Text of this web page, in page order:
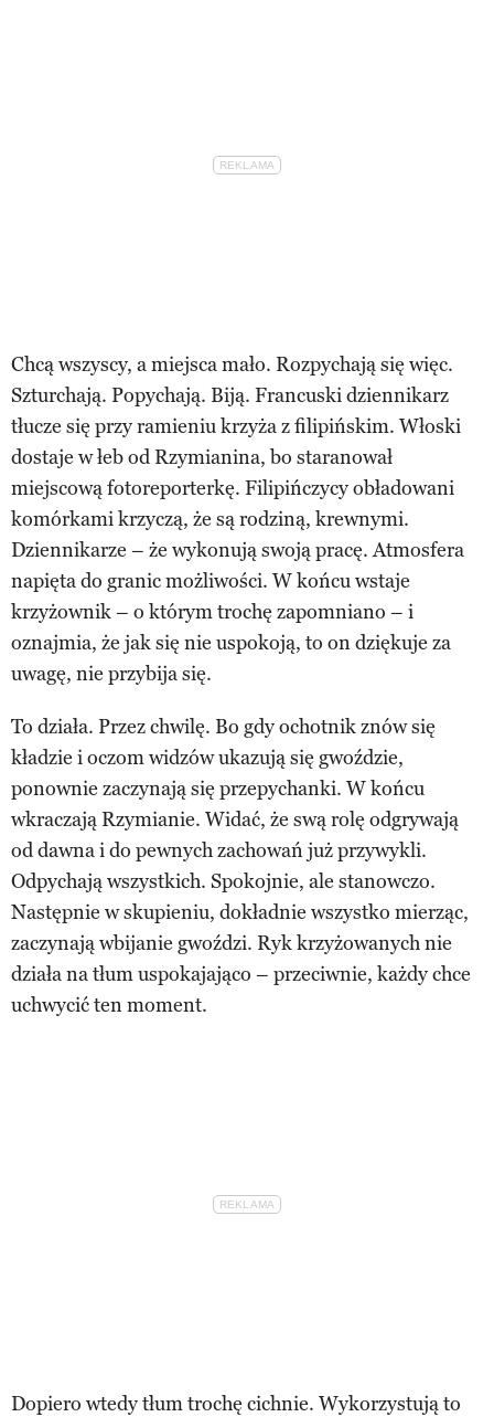
Chcą wszyscy, a miejsca mało. Rozpychają się więc.
Szturchają. Popychają. Biją. Francuski dziennikarz
tłucze się przy ramieniu krzyża z filipińskim. Włoski
dostaje w łeb od Rzymianina, bo staranował
miejscową fotoreporterkę. Filipińczycy obładowani
komórkami krzyczą, że są rodziną, krewnymi.
Dziennikarze – że wykonują swoją pracę. Atmosfera
napięta do granic możliwości. W końcu wstaje
krzyżownik – o którym trochę zapomniano – i
oznajmia, że jak się nie uspokoją, to on dziękuje za
uwagę, nie przybija się.
To działa. Przez chwilę. Bo gdy ochotnik znów się
kładzie i oczom widzów ukazują się gwoździe,
ponownie zaczynają się przepychanki. W końcu
wkraczają Rzymianie. Widać, że swą rolę odgrywają
od dawna i do pewnych zachowań już przywykli.
Odpychają wszystkich. Spokojnie, ale stanowczo.
Następnie w skupieniu, dokładnie wszystko mierząc,
zaczynają wbijanie gwoździ. Ryk krzyżowanych nie
działa na tłum uspokajająco – przeciwnie, każdy chce
uchwycić ten moment.
Dopiero wtedy tłum trochę cichnie. Wykorzystują to